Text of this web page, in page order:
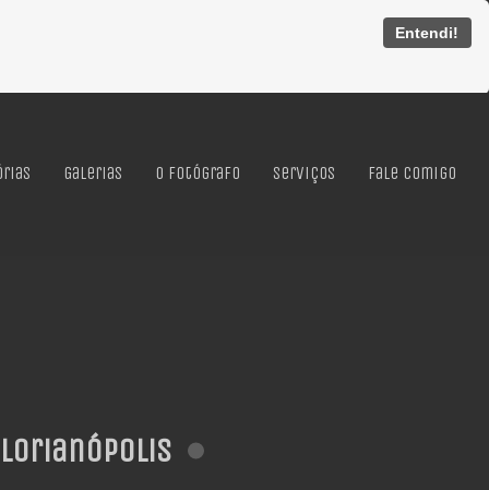
Entendi!
Galerias O Fotógrafo Serviços Fale Comigo